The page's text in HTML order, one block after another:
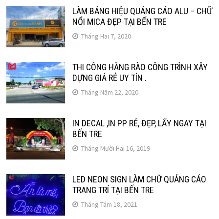
LÀM BẢNG HIỆU QUẢNG CÁO ALU – CHỮ
NỔI MICA ĐẸP TẠI BẾN TRE
Tháng Hai 7, 2020
THI CÔNG HÀNG RÀO CÔNG TRÌNH XÂY
DỰNG GIÁ RẺ UY TÍN .
Tháng Năm 22, 2020
IN DECAL ,IN PP RẺ, ĐẸP, LẤY NGAY TẠI
BẾN TRE
Tháng Mười Hai 16, 2019
LED NEON SIGN LÀM CHỮ QUẢNG CÁO
TRANG TRÍ TẠI BẾN TRE
Tháng Tám 18, 2021